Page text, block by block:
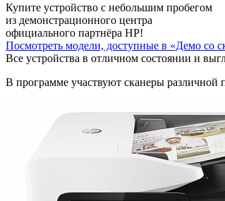
Купите устройство с небольшим пробегом
из демонстрационного центра
официального партнёра HP!
Посмотреть модели, доступные в «Демо со
Все устройства в отличном состоянии и
В программе участвуют сканеры различной